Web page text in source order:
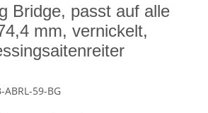
Bridge, passt auf alle
mm, vernickelt,
ABRL-59-BG